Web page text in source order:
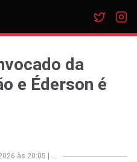
da
e Éderson é
às 20:05 ...